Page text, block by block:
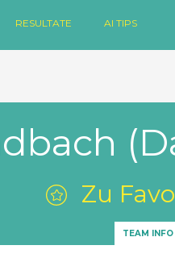
RESULTATE AI TIPS
Zu
TEAM INFO